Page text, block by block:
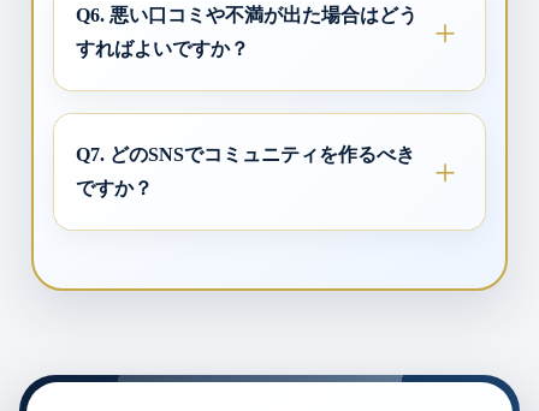
Q6. 悪い口コミや不満が出た場合はどう
すればよいですか？
Q7. どのSNSでコミュニティを作るべき
ですか？